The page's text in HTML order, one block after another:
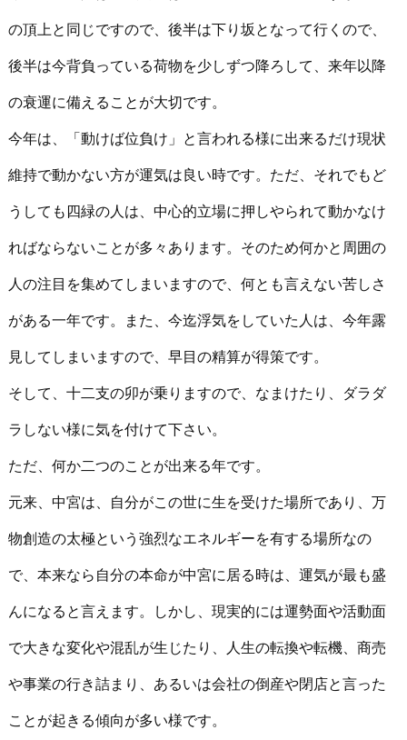
の頂上と同じですので、後半は下り坂となって行くので、
後半は今背負っている荷物を少しずつ降ろして、来年以降
の衰運に備えることが大切です。
今年は、「動けば位負け」と言われる様に出来るだけ現状
維持で動かない方が運気は良い時です。ただ、それでもど
うしても四緑の人は、中心的立場に押しやられて動かなけ
ればならないことが多々あります。そのため何かと周囲の
人の注目を集めてしまいますので、何とも言えない苦しさ
がある一年です。また、今迄浮気をしていた人は、今年露
見してしまいますので、早目の精算が得策です。
そして、十二支の卯が乗りますので、なまけたり、ダラダ
ラしない様に気を付けて下さい。
ただ、何か二つのことが出来る年です。
元来、中宮は、自分がこの世に生を受けた場所であり、万
物創造の太極という強烈なエネルギーを有する場所なの
で、本来なら自分の本命が中宮に居る時は、運気が最も盛
んになると言えます。しかし、現実的には運勢面や活動面
で大きな変化や混乱が生じたり、人生の転換や転機、商売
や事業の行き詰まり、あるいは会社の倒産や閉店と言った
ことが起きる傾向が多い様です。